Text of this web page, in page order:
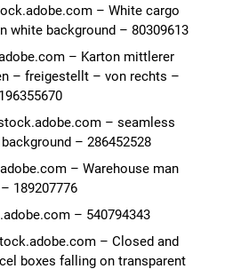
– White cargo
white background – 80309613
– Karton mittlerer
– freigestellt – von rechts –
– seamless
– 286452528
– Warehouse man
189207776
– 540794343
– Closed and
boxes falling on transparent